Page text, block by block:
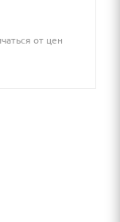
от цен